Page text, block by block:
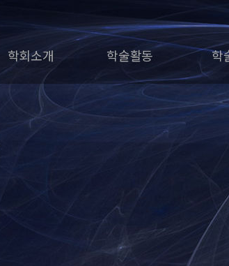
학회소개 학술활동 학